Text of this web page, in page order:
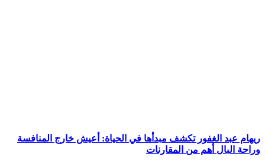
ريهام عبد الغفور تكشف مبدأها في الحياة: أعيش خارج المنافسة
وراحة البال أهم من المقارنات